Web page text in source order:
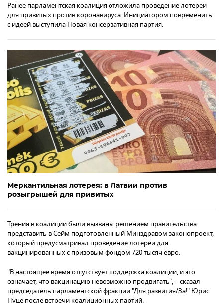
Ранее парламентская коалиция отложила проведение лотереи
для привитых против коронавируса. Инициатором повременить
с идеей выступила Новая консервативная партия.
Меркантильная лотерея: в Латвии против
розыгрышей для привитых
Трения в коалиции были вызваны решением правительства
представить в Сейм подготовленный Минздравом законопроект,
который предусматривал проведение лотереи для
вакцинированных с призовым фондом 720 тысяч евро.
"В настоящее время отсутствует поддержка коалиции, и это
означает, что вакцинацию невозможно продвигать", – сказал
председатель парламентской фракции "Для развития/За!" Юрис
Пуце после встречи коалиционных партий.